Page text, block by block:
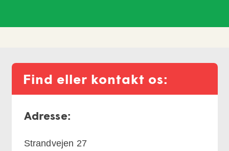
Find eller kontakt os:
Adresse:
Strandvejen 27